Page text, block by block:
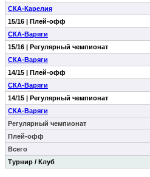
Турнир / Клуб
СКА-Карелия
15/16 | Плей-офф
СКА-Варяги
15/16 | Регулярный чемпионат
СКА-Варяги
14/15 | Плей-офф
СКА-Варяги
14/15 | Регулярный чемпионат
СКА-Варяги
Регулярный чемпионат
Плей-офф
Всего